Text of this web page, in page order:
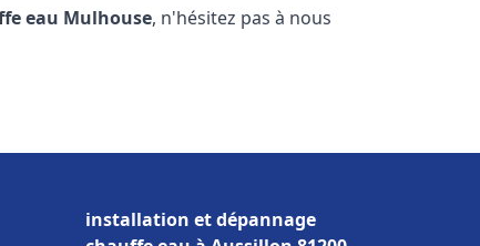
eau Mulhouse, n'hésitez pas à nous
installation et dépannage